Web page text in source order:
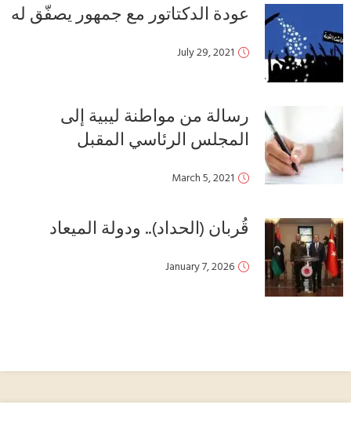
عودة الدكتاتور مع جمهور يصفّق له
July 29, 2021
رسالة من مواطنة ليبية إلى
المجلس الرئاسي المقبل
March 5, 2021
قُربان (الحداد).. ودولة الميعاد
January 7, 2026